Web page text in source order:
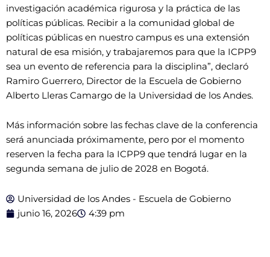
investigación académica rigurosa y la práctica de las
políticas públicas. Recibir a la comunidad global de
políticas públicas en nuestro campus es una extensión
natural de esa misión, y trabajaremos para que la ICPP9
sea un evento de referencia para la disciplina”, declaró
Ramiro Guerrero, Director de la Escuela de Gobierno
Alberto Lleras Camargo de la Universidad de los Andes.
Más información sobre las fechas clave de la conferencia
será anunciada próximamente, pero por el momento
reserven la fecha para la ICPP9 que tendrá lugar en la
segunda semana de julio de 2028 en Bogotá.
Universidad de los Andes - Escuela de Gobierno
junio 16, 2026
4:39 pm